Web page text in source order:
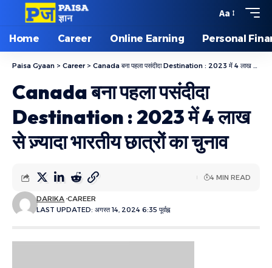
Aa
Home Career Online Earning Personal
Paisa Gyaan > Career> Canada बना पहला पसंदीदा Destination : 2023 में 4 लाख से ज़्यादा भारतीय छात्रों का चुनाव
Canada बना पहला पसंदीदा
Destination : 2023 में 4 लाख
से ज़्यादा भारतीय छात्रों का चुनाव
LAST UPDATED: अगस्त 14, 2024 6:35 पूर्वाह्न
DARIKA CAREER
4 MIN READ